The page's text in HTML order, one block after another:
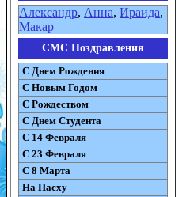
Александр, Анна, Ираида,
Макар
СМС Поздравления
С Днем Рождения
С Новым Годом
С Рождеством
C Днем Студента
С 14 Февраля
С 23 Февраля
С 8 Марта
На Пасху